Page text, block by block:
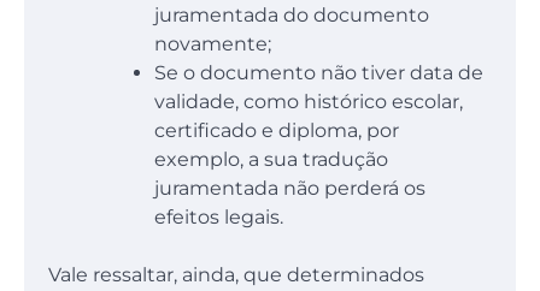
juramentada do documento
novamente;
Se o documento não tiver data de
validade, como histórico escolar,
certificado e diploma, por
exemplo, a sua tradução
juramentada não perderá os
efeitos legais.
Vale ressaltar, ainda, que determinados